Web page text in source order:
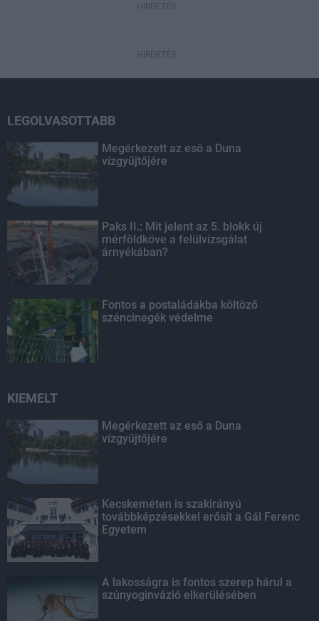
HIRDETÉS
HIRDETÉS
LEGOLVASOTTABB
Megérkezett az eső a Duna
vízgyűjtőjére
Paks II.: Mit jelent az 5. blokk új
mérföldköve a felülvizsgálat
árnyékában?
Fontos a postaládákba költöző
széncinegék védelme
KIEMELT
Megérkezett az eső a Duna
vízgyűjtőjére
Kecskeméten is szakirányú
továbbképzésekkel erősít a Gál Ferenc
Egyetem
A lakosságra is fontos szerep hárul a
szúnyoginvázió elkerülésében